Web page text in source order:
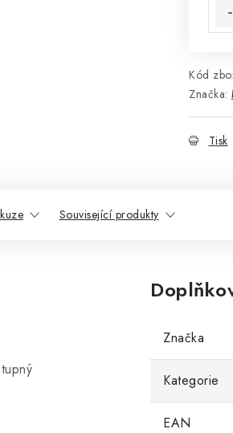
Kód
Značka:
Tisk
Související produkty
Značka
Kategorie
EAN